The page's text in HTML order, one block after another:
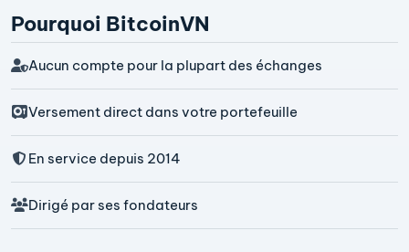
Pourquoi BitcoinVN
Aucun compte pour la plupart des échanges
Versement direct dans votre portefeuille
En service depuis 2014
Dirigé par ses fondateurs